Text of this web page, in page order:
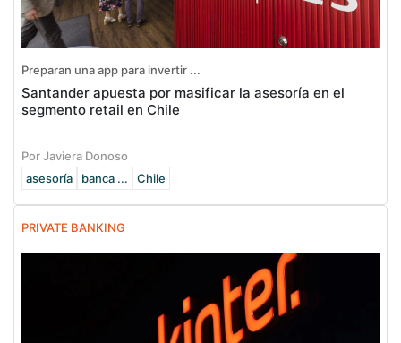
Preparan una app para invertir ...
Santander apuesta por masificar la asesoría en el
segmento retail en Chile
Por Javiera Donoso
asesoría
banca ... Chile
PRIVATE BANKING